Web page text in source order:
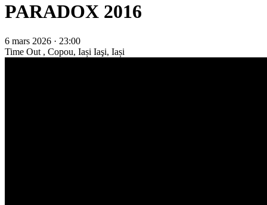
PARADOX 2016
6 mars 2026 · 23:00
Time Out , Copou, Iași Iaşi, Iași